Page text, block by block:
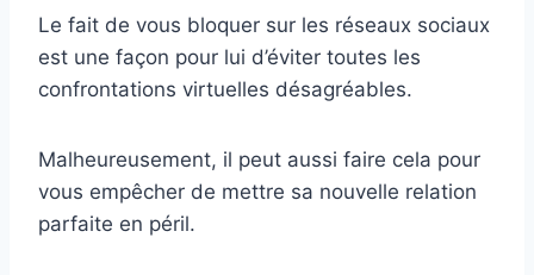
Le fait de vous bloquer sur les réseaux sociaux
est une façon pour lui d’éviter toutes les
confrontations virtuelles désagréables.
Malheureusement, il peut aussi faire cela pour
vous empêcher de mettre sa nouvelle relation
parfaite en péril.